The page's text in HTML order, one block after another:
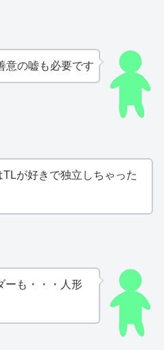
意の嘘も必要です
が好きで独立しちゃった
ーも・・・人形